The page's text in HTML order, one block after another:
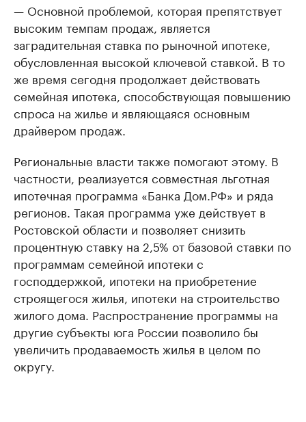
— Основной проблемой, которая препятствует
высоким темпам продаж, является
заградительная ставка по рыночной ипотеке,
обусловленная высокой ключевой ставкой. В то
же время сегодня продолжает действовать
семейная ипотека, способствующая повышению
спроса на жилье и являющаяся основным
драйвером продаж.
Региональные власти также помогают этому. В
частности, реализуется совместная льготная
ипотечная программа «Банка Дом.РФ» и ряда
регионов. Такая программа уже действует в
Ростовской области и позволяет снизить
процентную ставку на 2,5% от базовой ставки по
программам семейной ипотеки с
господдержкой, ипотеки на приобретение
строящегося жилья, ипотеки на строительство
жилого дома. Распространение программы на
другие субъекты юга России позволило бы
увеличить продаваемость жилья в целом по
округу.